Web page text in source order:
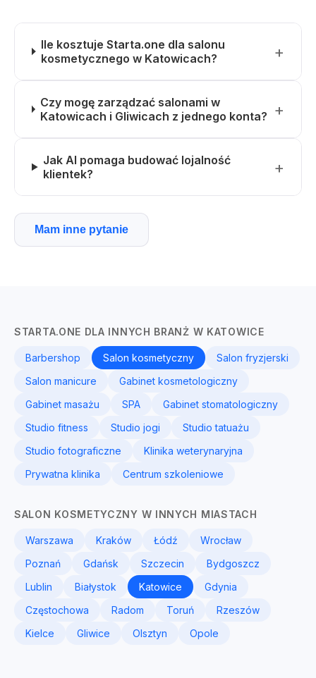
Ile kosztuje Starta.one dla salonu
kosmetycznego w Katowicach?
Czy mogę zarządzać salonami w
Katowicach i Gliwicach z jednego konta?
Jak AI pomaga budować lojalność
klientek?
Mam inne pytanie
STARTA.ONE DLA INNYCH BRANŻ W KATOWICE
Barbershop Salon kosmetyczny
Salon fryzjerski
Salon manicure
Gabinet kosmetologiczny
Gabinet masażu
SPA
Gabinet stomatologiczny
Studio fitness
Studio jogi
Studio tatuażu
Studio fotograficzne
Klinika weterynaryjna
Prywatna klinika
Centrum szkoleniowe
SALON KOSMETYCZNY W INNYCH MIASTACH
Warszawa Kraków Łódź
Wrocław
Poznań
Gdańsk Szczecin
Bydgoszcz
Lublin
Białystok Katowice
Gdynia
Częstochowa
Radom Toruń
Rzeszów
Kielce
Gliwice Olsztyn Opole